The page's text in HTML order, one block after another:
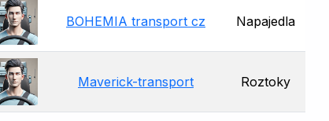
BOHEMIA transport cz Napajedla
Maverick-transport Roztoky